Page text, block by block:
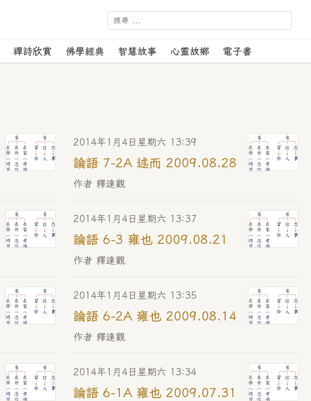
－－－ 【苑訓】：正見、正行、正覺、正
禪詩欣賞 佛學經典 智慧故事 心靈故鄉 電子書
2014年1月4日星期六 13:39
論語 7-2A 述而 2009.08.28
作者 釋達觀
2014年1月4日星期六 13:37
論語 6-3 雍也 2009.08.21
作者 釋達觀
2014年1月4日星期六 13:35
論語 6-2A 雍也 2009.08.14
作者 釋達觀
2014年1月4日星期六 13:34
論語 6-1A 雍也 2009.07.31